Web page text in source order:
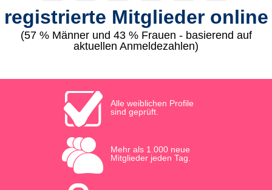
registrierte Mitglieder online
(57 % Männer und 43 % Frauen - basierend auf
aktuellen Anmeldezahlen)
Alle weiblichen Profile
sind geprüft.
Mehr als 1.000 neue
Mitglieder jeden Tag.